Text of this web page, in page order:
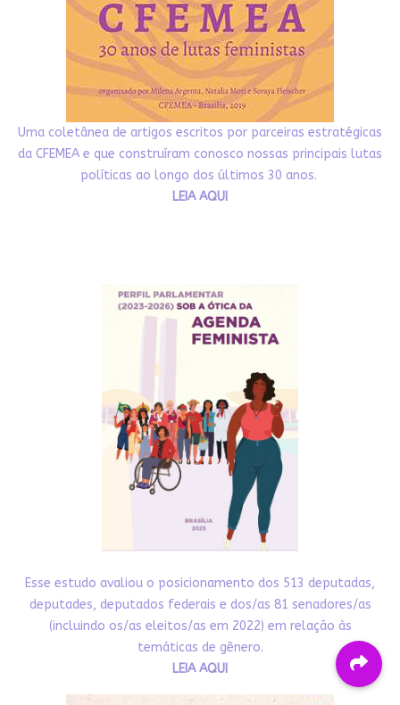
Uma coletânea de artigos escritos por parceiras estratégicas
da CFEMEA e que construíram conosco nossas principais lutas
políticas ao longo dos últimos 30 anos.
LEIA AQUI
Esse estudo avaliou o posicionamento dos 513 deputadas,
deputades, deputados federais e dos/as 81 senadores/as
(incluindo os/as eleitos/as em 2022) em relação às
temáticas de gênero.
LEIA AQUI